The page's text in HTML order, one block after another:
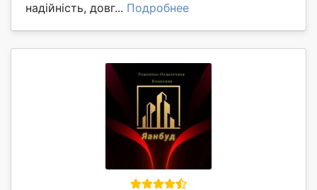
надійність, довг... Подробнее